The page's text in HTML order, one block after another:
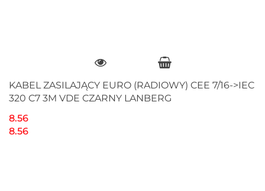
KABEL ZASILAJĄCY EURO (RADIOWY) CEE 7/16->IEC
320 C7 3M VDE CZARNY LANBERG
8.56
8.56